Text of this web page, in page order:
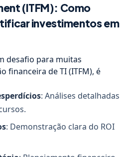
(ITFM): Como
investimentos em
desafio para muitas
financeira de TI (ITFM), é
: Análises detalhadas
: Demonstração clara do ROI